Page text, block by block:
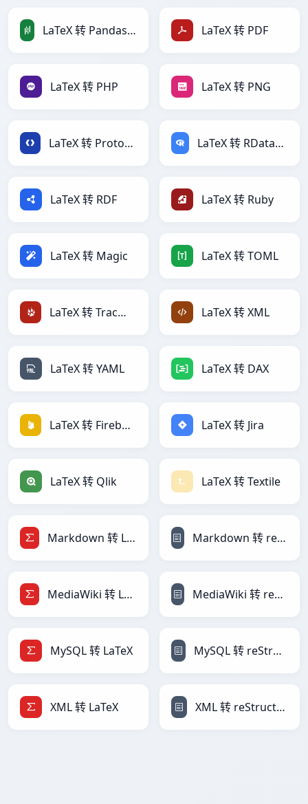
LaTeX 转 PandasDataFrame LaTeX 转 PDF
LaTeX 转 PHP LaTeX 转 PNG
LaTeX 转 Protobuf LaTeX 转 RDataFrame
LaTeX 转 RDF LaTeX 转 Ruby
LaTeX 转 Magic LaTeX 转 TOML
LaTeX 转 TracWiki LaTeX 转 XML
LaTeX 转 YAML LaTeX 转 DAX
LaTeX 转 Firebase LaTeX 转 Jira
LaTeX 转 Qlik LaTeX 转 Textile
Markdown 转 LaTeX Markdown 转 reStructuredText
MediaWiki 转 LaTeX MediaWiki 转 reStructuredText
MySQL 转 LaTeX MySQL 转 reStructuredText
XML 转 LaTeX XML 转 reStructuredText